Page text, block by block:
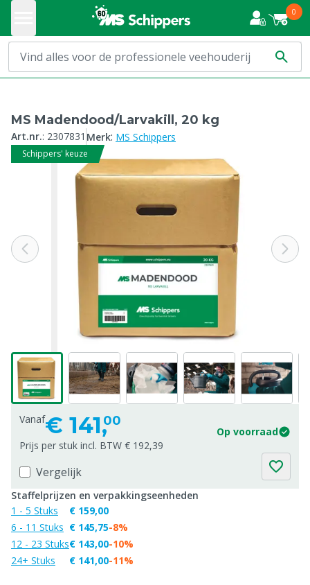
0
MS Madendood/Larvakill, 20 kg
Art.nr.: 2307831 Merk: MS Schippers
Schippers' keuze
Vanaf€ 141,00
Op voorraad
Prijs per stuk incl. BTW € 192,39
Vergelijk
Staffelprijzen en verpakkingseenheden
1 - 5 Stuks
6 - 11 Stuks
12 - 23 Stuks
24+ Stuks
€ 159,00
€ 145,75
€ 143,00
€ 141,00
-8%
-10%
-11%